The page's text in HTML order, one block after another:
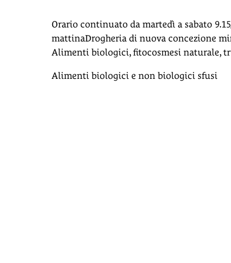
Orario continuato da martedì a sabato
mattinaDrogheria di nuova concezione
Alimenti biologici, fitocosmesi naturale,
Alimenti biologici e non biologici sfusi